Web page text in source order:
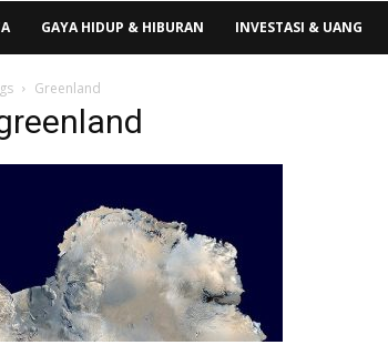
GAYA HIDUP & HIBURAN INVESTASI & UANG
Greenland